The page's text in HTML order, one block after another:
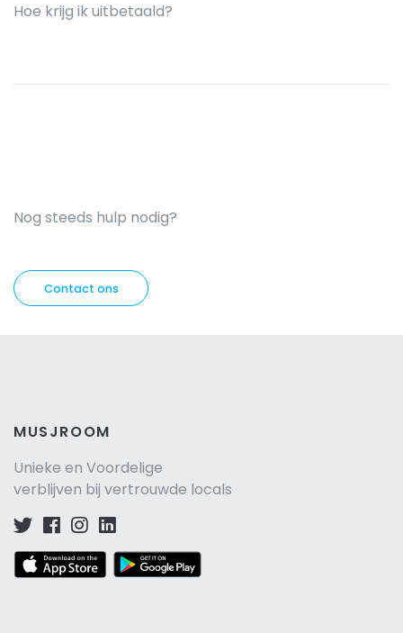
Hoe krijg ik uitbetaald?
Nog steeds hulp nodig?
Contact ons
MUSJROOM
Unieke en Voordelige
verblijven bij vertrouwde locals